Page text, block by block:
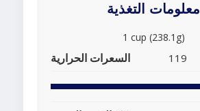
معلومات التغذية
1 cup (238.1g)
السعرات الحرارية 119